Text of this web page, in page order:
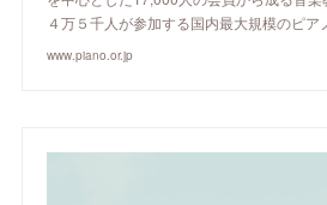
４万５千人が参加する国内最大規模のピア
www.piano.or.jp